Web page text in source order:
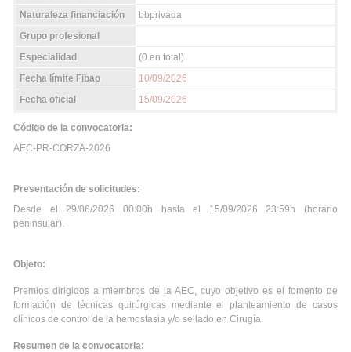
Naturaleza financiación
bbprivada
Grupo profesional
Especialidad
(0 en total)
Fecha límite Fibao
10/09/2026
Fecha oficial
15/09/2026
Código de la convocatoria:
AEC-PR-CORZA-2026
Presentación de solicitudes:
Desde el 29/06/2026 00:00h hasta el 15/09/2026 23:59h (horario
peninsular).
Objeto:
Premios dirigidos a miembros de la AEC, cuyo objetivo es el fomento de
formación de técnicas quirúrgicas mediante el planteamiento de casos
clínicos de control de la hemostasia y/o sellado en Cirugía.
Resumen de la convocatoria: